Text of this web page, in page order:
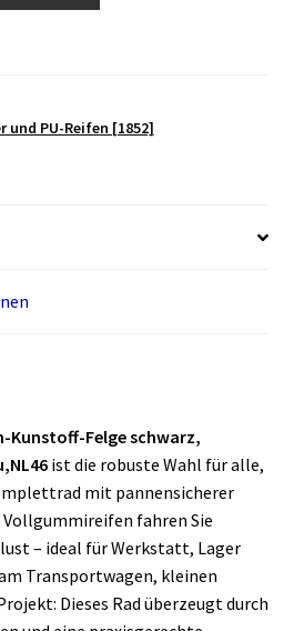
und PU-Reifen [1852]
Kunstoff-Felge schwarz,
ist die robuste Wahl für alle,
mit pannensicherer
Vollgummireifen fahren Sie
– ideal für Werkstatt, Lager
Transportwagen, kleinen
Dieses Rad überzeugt durch